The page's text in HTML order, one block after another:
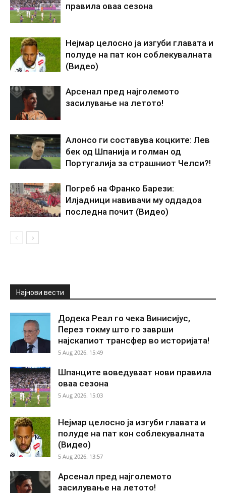
правила оваа сезона
Нејмар целосно ја изгуби главата и
полуде на пат кон соблекувалната
(Видео)
Арсенал пред најголемото
засилување на летото!
Алонсо ги составува коцките: Лев
бек од Шпанија и голман од
Португалија за страшниот Челси?!
Погреб на Франко Барези:
Илјадници навивачи му оддадоа
последна почит (Видео)
Најнови вести
Додека Реал го чека Винисијус,
Перез токму што го заврши
најскапиот трансфер во историјата!
5 Aug 2026. 15:49
Шпанците воведуваат нови правила
оваа сезона
5 Aug 2026. 15:03
Нејмар целосно ја изгуби главата и
полуде на пат кон соблекувалната
(Видео)
5 Aug 2026. 13:57
Арсенал пред најголемото
засилување на летото!